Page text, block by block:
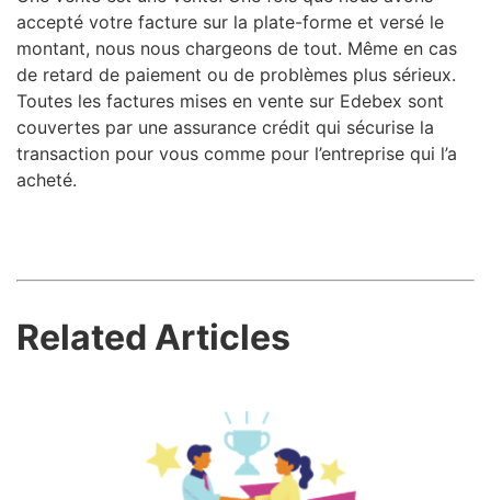
accepté votre facture sur la plate-forme et versé le
montant, nous nous chargeons de tout. Même en cas
de retard de paiement ou de problèmes plus sérieux.
Toutes les factures mises en vente sur Edebex sont
couvertes par une assurance crédit qui sécurise la
transaction pour vous comme pour l’entreprise qui l’a
acheté.
Related Articles